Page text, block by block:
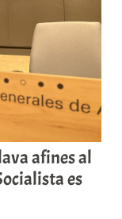
afines al
es